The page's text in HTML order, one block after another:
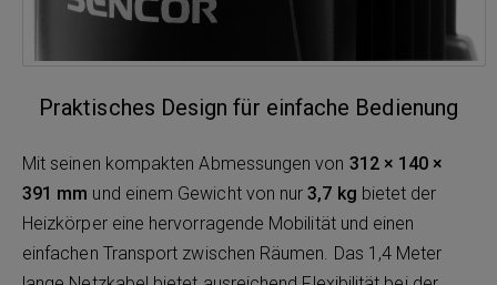
Praktisches Design für einfache Bedienung
Mit seinen kompakten Abmessungen von 312 × 140 ×
391 mm und einem Gewicht von nur3,7 kg bietet der
Heizkörper eine hervorragende Mobilität und einen
einfachen Transport zwischen Räumen. Das 1,4 Meter